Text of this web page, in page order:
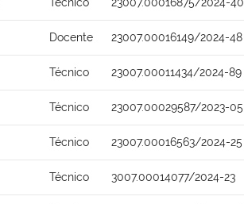
Docente 23007.00016149/2024-48
Técnico 23007.00011434/2024-89
Técnico 23007.00029587/2023-05
Técnico 23007.00016563/2024-25
Técnico 3007.00014077/2024-23